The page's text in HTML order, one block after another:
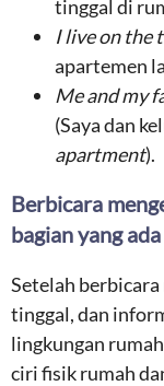
tinggal di
I live on the
apartemen
Me and my
(Saya dan
apartment).
Berbicara
bagian yang
Setelah
tinggal, dan
lingkungan
ciri fisik rumah